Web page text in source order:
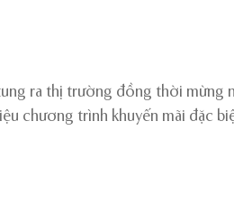
ra thị trường đồng thời mừng
chương trình khuyến mãi đặc